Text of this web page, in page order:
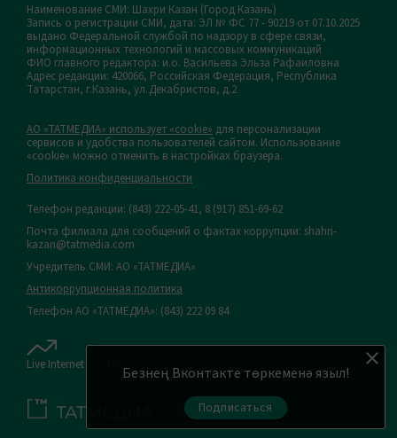
Безнең Вконтакте төркеменә языл!
Подписаться
Наименование СМИ: Шахри Казан (Город Казань)
Запись о регистрации СМИ, дата: ЭЛ № ФС 77 - 90219 от 07.10.2025
выдано Федеральной службой по надзору в сфере связи,
информационных технологий и массовых коммуникаций
ФИО главного редактора: и.о. Васильева Эльза Рафаиловна
Адрес редакции: 420066, Российская Федерация, Республика
Татарстан, г.Казань, ул.Декабристов, д.2
АО «ТАТМЕДИА» использует «cookie» для персонализации
сервисов и удобства пользователей сайтом. Использование
«cookie» можно отменить в настройках браузера.
Политика конфиденциальности
Телефон редакции: (843) 222-05-41, 8 (917) 851-69-62
Почта филиала для сообщений о фактах коррупции: shahri-
kazan@tatmedia.com
Учредитель СМИ: АО «ТАТМЕДИА»
Антикоррупционная политика
Телефон АО «ТАТМЕДИА»: (843) 222 09 84
Live Internet